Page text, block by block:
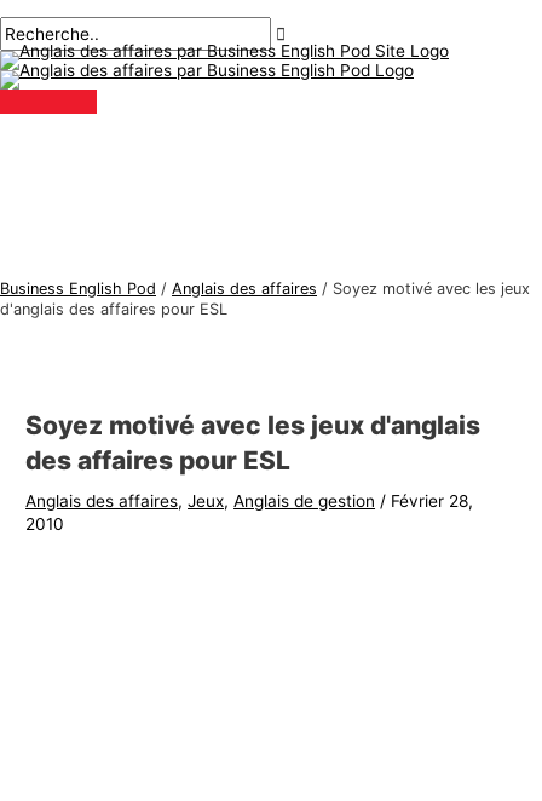
au
contenu
principal
Business English Pod / Anglais des affaires / Soyez motivé avec les jeux
d'anglais des affaires pour ESL
Soyez motivé avec les jeux d'anglais
des affaires pour ESL
Anglais des affaires,Jeux,Anglais de gestion / Février 28,
2010
des
articles
ici..
mail*
S
u
j
e
n
i
s
d
R
e
c
h
r